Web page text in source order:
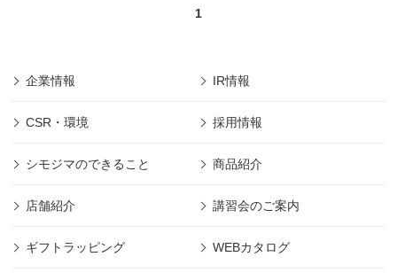
1
企業情報 IR情報
CSR・環境 採用情報
シモジマのできること 商品紹介
店舗紹介 講習会のご案内
ギフトラッピング WEBカタログ